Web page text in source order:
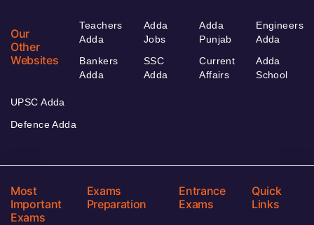
Our
Other
Websites
Teachers
Adda
Bankers
Adda
Adda
Jobs
SSC
Adda
Adda
Punjab
Current
Affairs
Engineers
Adda
Adda
School
UPSC Adda
Defence Adda
Most
Important
Exams
Exams
Preparation
Entrance
Exams
Quick
Links